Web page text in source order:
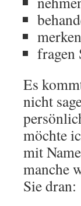
fragen
Es
nicht
möchte
mit
manche
Sie dran: